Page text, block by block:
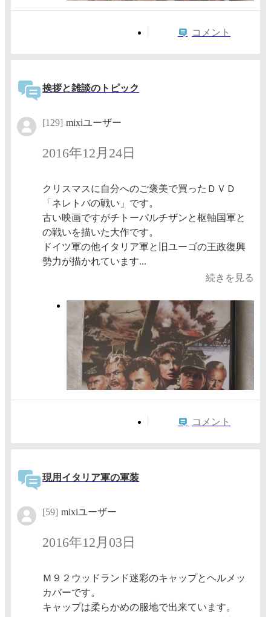
コメント
挨拶と雑談のトピック
[129] mixiユーザー
2016年12月24日
クリスマスに自分へのご褒美で買ったＤＶＤ
「ネレトバの戦い」です。
古い映画ですがチトーパルチザンと枢軸国軍と
の戦いを描いた大作です。
ドイツ軍の他イタリア軍と旧ユーゴの王政復興
勢力が描かれています...
続きを見る
コメント
現用イタリア軍の軍装
[59] mixiユーザー
2016年12月03日
Ｍ９２ウッドランド迷彩のキャップとヘルメッ
カバーです。
キャップは柔らかめの服地で出来ています。